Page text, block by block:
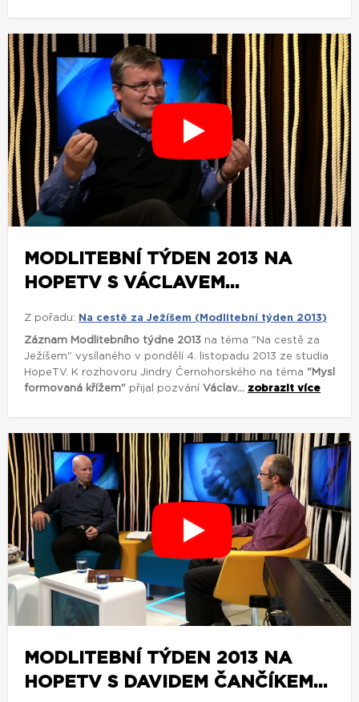
MODLITEBNÍ TÝDEN 2013 NA
HOPETV S VÁCLAVEM...
Z pořadu: Na cestě za Ježíšem (Modlitební týden 2013)
Záznam Modlitebního týdne 2013 na téma "Na cestě za
Ježíšem" vysílaného v pondělí 4. listopadu 2013 ze studia
HopeTV. K rozhovoru Jindry Černohorského na téma "Mysl
formovaná křížem" přijal pozvání Václav... zobrazit více
MODLITEBNÍ TÝDEN 2013 NA
HOPETV S DAVIDEM ČANČÍKEM...